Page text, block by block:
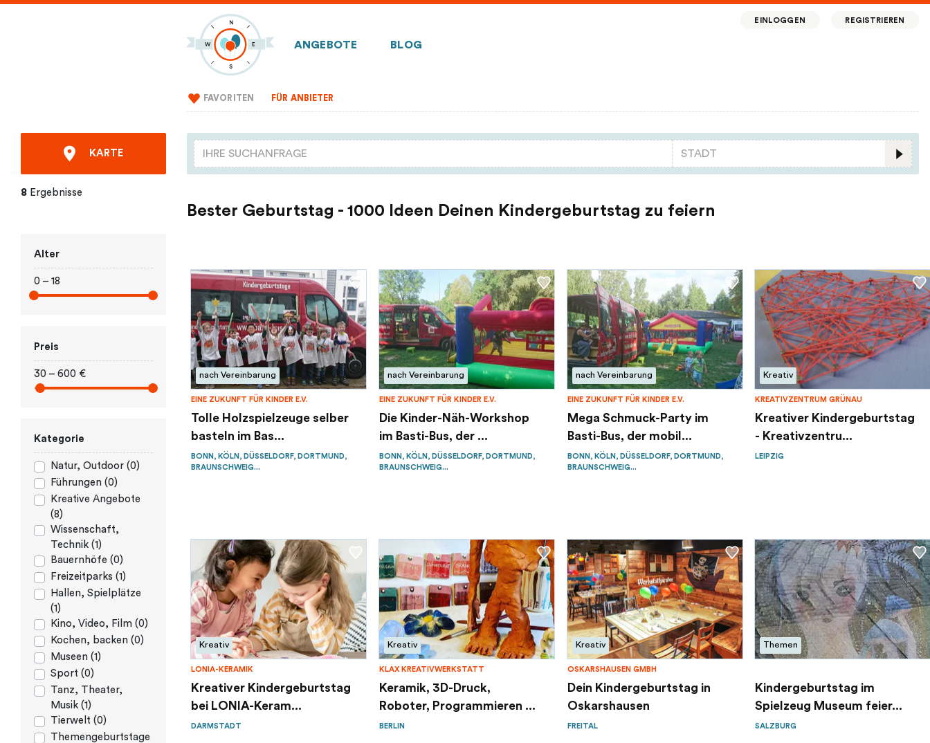
ANGEBOTE BLOG
EINLOGGEN REGISTRIEREN
FAVORITEN FÜR ANBIETER
KARTE
8 Ergebnisse
Alter
0 – 18
Preis
30 – 600 €
Kategorie
Natur, Outdoor (0)
Führungen (0)
Kreative Angebote
(8)
Wissenschaft,
Technik (1)
Bauernhöfe (0)
Freizeitparks (1)
Hallen, Spielplätze
(1)
Kino, Video, Film (0)
Kochen, backen (0)
Museen (1)
Sport (0)
Tanz, Theater,
Musik (1)
Tierwelt (0)
Themengeburtstage
Bester Geburtstag - 1000 Ideen Deinen Kindergeburtstag zu feiern
nach Vereinbarung
EINE ZUKUNFT FÜR KINDER E.V.
Tolle Holzspielzeuge selber
basteln im Bas...
BONN, KÖLN, DÜSSELDORF, DORTMUND,
BRAUNSCHWEIG...
nach Vereinbarung
EINE ZUKUNFT FÜR KINDER E.V.
Die Kinder-Näh-Workshop
im Basti-Bus, der ...
BONN, KÖLN, DÜSSELDORF, DORTMUND,
BRAUNSCHWEIG...
nach Vereinbarung
EINE ZUKUNFT FÜR KINDER E.V.
Mega Schmuck-Party im
Basti-Bus, der mobil...
BONN, KÖLN, DÜSSELDORF, DORTMUND,
BRAUNSCHWEIG...
Kreativ
KREATIVZENTRUM GRÜNAU
Kreativer Kindergeburtstag
- Kreativzentru...
LEIPZIG
Kreativ
LONIA-KERAMIK
Kreativer Kindergeburtstag
bei LONIA-Keram...
DARMSTADT
Kreativ
KLAX KREATIVWERKSTATT
Keramik, 3D-Druck,
Roboter, Programmieren ...
BERLIN
Kreativ
OSKARSHAUSEN GMBH
Dein Kindergeburtstag in
Oskarshausen
FREITAL
Themen
Kindergeburtstag im
Spielzeug Museum feier...
SALZBURG